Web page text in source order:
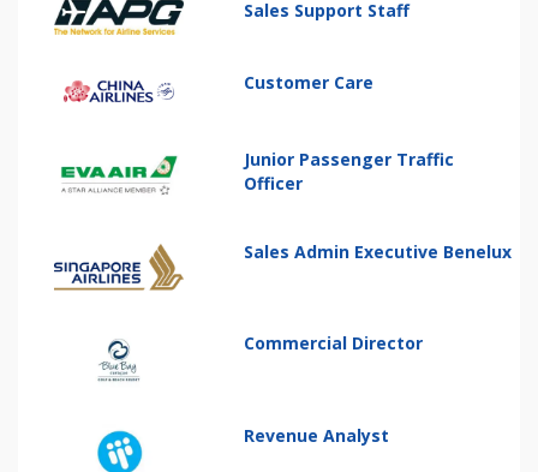
Sales Support Staff
Customer Care
Junior Passenger Traffic
Officer
Sales Admin Executive Benelux
Commercial Director
Revenue Analyst